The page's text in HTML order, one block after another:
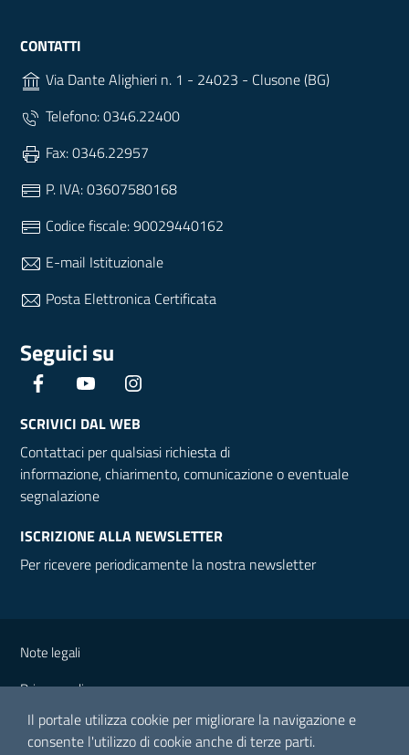
CONTATTI
Via Dante Alighieri n. 1 - 24023 - Clusone (BG)
Telefono: 0346.22400
Fax: 0346.22957
P. IVA: 03607580168
Codice fiscale: 90029440162
E-mail Istituzionale
Posta Elettronica Certificata
Seguici su
Facebook YouTube
SCRIVICI DAL WEB
Contattaci per qualsiasi richiesta di
informazione, chiarimento, comunicazione o eventuale
segnalazione
ISCRIZIONE ALLA NEWSLETTER
Per ricevere periodicamente la nostra newsletter
Note legali
Privacy policy
Il portale utilizza cookie per migliorare la navigazione e
consente l'utilizzo di cookie anche di terze parti.